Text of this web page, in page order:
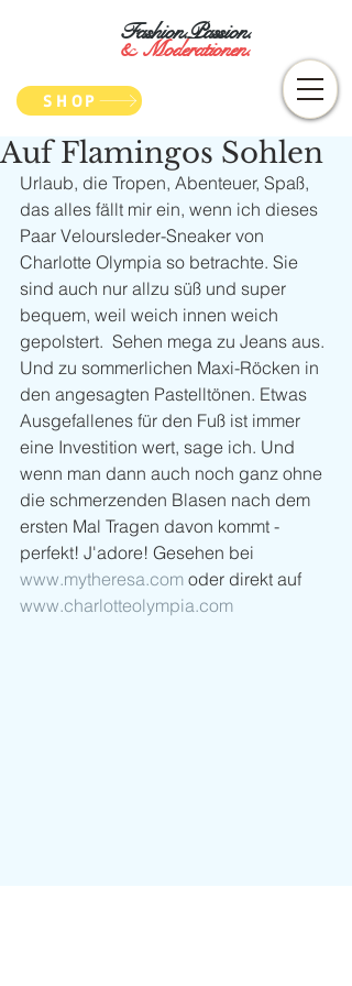
Fashion.Passion.
&Moderationen.
SHOP
Auf Flamingos Sohlen
Urlaub, die Tropen, Abenteuer, Spaß,
das alles fällt mir ein, wenn ich dieses
Paar Veloursleder-Sneaker von
Charlotte Olympia so betrachte. Sie
sind auch nur allzu süß und super
bequem, weil weich innen weich
gepolstert.  Sehen mega zu Jeans aus.
Und zu sommerlichen Maxi-Röcken in
den angesagten Pastelltönen. Etwas
Ausgefallenes für den Fuß ist immer
eine Investition wert, sage ich. Und
wenn man dann auch noch ganz ohne
die schmerzenden Blasen nach dem
ersten Mal Tragen davon kommt -
perfekt! J'adore! Gesehen bei
www.mytheresa.com oder direkt auf
www.charlotteolympia.com